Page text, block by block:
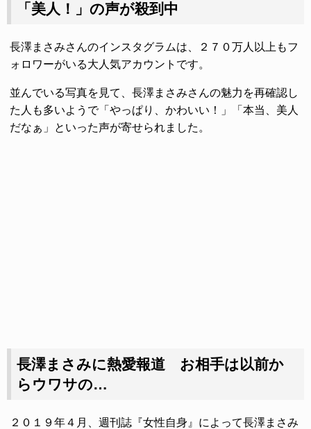
「美人！」の声が殺到中
長澤まさみさんのインスタグラムは、２７０万人以上もフ
ォロワーがいる大人気アカウントです。
並んでいる写真を見て、長澤まさみさんの魅力を再確認し
た人も多いようで「やっぱり、かわいい！」「本当、美人
だなぁ」といった声が寄せられました。
長澤まさみに熱愛報道 お相手は以前か
らウワサの…
２０１９年４月、週刊誌『女性自身』によって長澤まさみ